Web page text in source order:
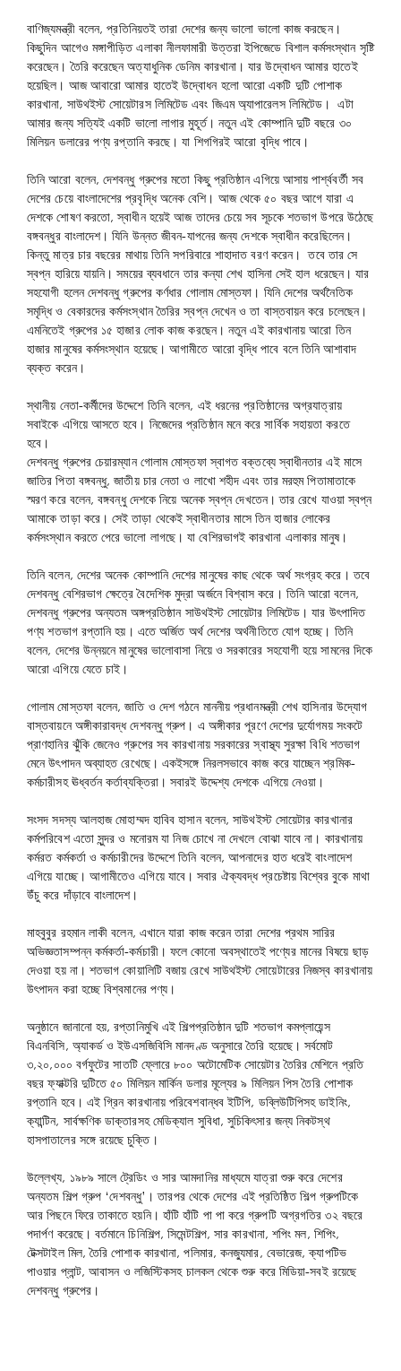
বাণিজ্যমন্ত্রী বলেন, প্রতিনিয়তই তারা দেশের জন্য ভালো ভালো কাজ করছেন।
কিছুদিন আগেও মঙ্গাপীড়িত এলাকা নীলফামারী উত্তরা ইপিজেডে বিশাল কর্মসংস্থান সৃষ্টি
করেছেন। তৈরি করেছেন অত্যাধুনিক ডেনিম কারখানা। যার উদ্বোধন আমার হাতেই
হয়েছিল। আজ আবারো আমার হাতেই উদ্বোধন হলো আরো একটি দুটি পোশাক
কারখানা, সাউথইস্ট সোয়েটারস লিমিটেড এবং জিএম অ্যাপারেলস লিমিটেড। এটা
আমার জন্য সত্যিই একটি ভালো লাগার মুহূর্ত। নতুন এই কোম্পানি দুটি বছরে ৩০
মিলিয়ন ডলারের পণ্য রপ্তানি করছে। যা শিগগিরই আরো বৃদ্ধি পাবে।
তিনি আরো বলেন, দেশবন্ধু গ্রুপের মতো কিছু প্রতিষ্ঠান এগিয়ে আসায় পার্শ্ববর্তী সব
দেশের চেয়ে বাংলাদেশের প্রবৃদ্ধি অনেক বেশি। আজ থেকে ৫০ বছর আগে যারা এ
দেশকে শোষণ করতো, স্বাধীন হয়েই আজ তাদের চেয়ে সব সূচকে শতভাগ উপরে উঠেছে
বঙ্গবন্ধুর বাংলাদেশ। যিনি উন্নত জীবন-যাপনের জন্য দেশকে স্বাধীন করেছিলেন।
কিন্তু মাত্র চার বছরের মাথায় তিনি সপরিবারে শাহাদাত বরণ করেন। তবে তার সে
স্বপ্ন হারিয়ে যায়নি। সময়ের ব্যবধানে তার কন্যা শেখ হাসিনা সেই হাল ধরেছেন। যার
সহযোগী হলেন দেশবন্ধু গ্রুপের কর্ণধার গোলাম মোস্তফা। যিনি দেশের অর্থনৈতিক
সমৃদ্ধি ও বেকারদের কর্মসংস্থান তৈরির স্বপ্ন দেখেন ও তা বাস্তবায়ন করে চলেছেন।
এমনিতেই গ্রুপের ১৫ হাজার লোক কাজ করছেন। নতুন এই কারখানায় আরো তিন
হাজার মানুষের কর্মসংস্থান হয়েছে। আগামীতে আরো বৃদ্ধি পাবে বলে তিনি আশাবাদ
ব্যক্ত করেন।
স্থানীয় নেতা-কর্মীদের উদ্দেশে তিনি বলেন, এই ধরনের প্রতিষ্ঠানের অগ্রযাত্রায়
সবাইকে এগিয়ে আসতে হবে। নিজেদের প্রতিষ্ঠান মনে করে সার্বিক সহায়তা করতে
হবে।
দেশবন্ধু গ্রুপের চেয়ারম্যান গোলাম মোস্তফা স্বাগত বক্তব্যে স্বাধীনতার এই মাসে
জাতির পিতা বঙ্গবন্ধু, জাতীয় চার নেতা ও লাখো শহীদ এবং তার মরহুম পিতামাতাকে
স্মরণ করে বলেন, বঙ্গবন্ধু দেশকে নিয়ে অনেক স্বপ্ন দেখতেন। তার রেখে যাওয়া স্বপ্ন
আমাকে তাড়া করে। সেই তাড়া থেকেই স্বাধীনতার মাসে তিন হাজার লোকের
কর্মসংস্থান করতে পেরে ভালো লাগছে। যা বেশিরভাগই কারখানা এলাকার মানুষ।
তিনি বলেন, দেশের অনেক কোম্পানি দেশের মানুষের কাছ থেকে অর্থ সংগ্রহ করে। তবে
দেশবন্ধু বেশিরভাগ ক্ষেত্রে বৈদেশিক মুদ্রা অর্জনে বিশ্বাস করে। তিনি আরো বলেন,
দেশবন্ধু গ্রুপের অন্যতম অঙ্গপ্রতিষ্ঠান সাউথইস্ট সোয়েটার লিমিটেড। যার উৎপাদিত
পণ্য শতভাগ রপ্তানি হয়। এতে অর্জিত অর্থ দেশের অর্থনীতিতে যোগ হচ্ছে। তিনি
বলেন, দেশের উন্নয়নে মানুষের ভালোবাসা নিয়ে ও সরকারের সহযোগী হয়ে সামনের দিকে
আরো এগিয়ে যেতে চাই।
গোলাম মোস্তফা বলেন, জাতি ও দেশ গঠনে মাননীয় প্রধানমন্ত্রী শেখ হাসিনার উদ্যোগ
বাস্তবায়নে অঙ্গীকারাবদ্ধ দেশবন্ধু গ্রুপ। এ অঙ্গীকার পূরণে দেশের দুর্যোগময় সংকটে
প্রাণহানির ঝুঁকি জেনেও গ্রুপের সব কারখানায় সরকারের স্বাস্থ্য সুরক্ষা বিধি শতভাগ
মেনে উৎপাদন অব্যাহত রেখেছে। একইসঙ্গে নিরলসভাবে কাজ করে যাচ্ছেন শ্রমিক-
কর্মচারীসহ ঊধ্বর্তন কর্তাব্যক্তিরা। সবারই উদ্দেশ্য দেশকে এগিয়ে নেওয়া।
সংসদ সদস্য আলহাজ মোহাম্মদ হাবিব হাসান বলেন, সাউথইস্ট সোয়েটার কারখানার
কর্মপরিবেশ এতো সুন্দর ও মনোরম যা নিজ চোখে না দেখলে বোঝা যাবে না। কারখানায়
কর্মরত কর্মকর্তা ও কর্মচারীদের উদ্দেশে তিনি বলেন, আপনাদের হাত ধরেই বাংলাদেশ
এগিয়ে যাচ্ছে। আগামীতেও এগিয়ে যাবে। সবার ঐক্যবদ্ধ প্রচেষ্টায় বিশ্বের বুকে মাথা
উঁচু করে দাঁড়াবে বাংলাদেশ।
মাহবুবুর রহমান লাকী বলেন, এখানে যারা কাজ করেন তারা দেশের প্রথম সারির
অভিজ্ঞতাসম্পন্ন কর্মকর্তা-কর্মচারী। ফলে কোনো অবস্থাতেই পণ্যের মানের বিষয়ে ছাড়
দেওয়া হয় না। শতভাগ কোয়ালিটি বজায় রেখে সাউথইস্ট সোয়েটারের নিজস্ব কারখানায়
উৎপাদন করা হচ্ছে বিশ্বমানের পণ্য।
অনুষ্ঠানে জানানো হয়, রপ্তানিমুখি এই শিল্পপ্রতিষ্ঠান দুটি শতভাগ কমপ্লায়েন্স
বিএনবিসি, অ্যাকর্ড ও ইউএসজিবিসি মানদণ্ড অনুসারে তৈরি হয়েছে। সর্বমোট
৩,২০,০০০ বর্গফুটের সাতটি ফ্লোরে ৮০০ অটোমেটিক সোয়েটার তৈরির মেশিনে প্রতি
বছর ফ্যাক্টরি দুটিতে ৫০ মিলিয়ন মার্কিন ডলার মূল্যের ৯ মিলিয়ন পিস তৈরি পোশাক
রপ্তানি হবে। এই গ্রিন কারখানায় পরিবেশবান্ধব ইটিপি, ডব্লিউটিপিসহ ডাইনিং,
ক্যান্টিন, সার্বক্ষণিক ডাক্তারসহ মেডিক্যাল সুবিধা, সুচিকিৎসার জন্য নিকটস্থ
হাসপাতালের সঙ্গে রয়েছে চুক্তি।
উল্লেখ্য, ১৯৮৯ সালে ট্রেডিং ও সার আমদানির মাধ্যমে যাত্রা শুরু করে দেশের
অন্যতম শিল্প গ্রুপ ‘দেশবন্ধু’। তারপর থেকে দেশের এই প্রতিষ্ঠিত শিল্প গ্রুপটিকে
আর পিছনে ফিরে তাকাতে হয়নি। হাঁটি হাঁটি পা পা করে গ্রুপটি অগ্রগতির ৩২ বছরে
পদার্পণ করেছে। বর্তমানে চিনিশিল্প, সিমেন্টশিল্প, সার কারখানা, শপিং মল, শিপিং,
টেক্সটাইল মিল, তৈরি পোশাক কারখানা, পলিমার, কনজ্যুমার, বেভারেজ, ক্যাপটিভ
পাওয়ার প্লান্ট, আবাসন ও লজিস্টিকসহ চালকল থেকে শুরু করে মিডিয়া-সবই রয়েছে
দেশবন্ধু গ্রুপের।